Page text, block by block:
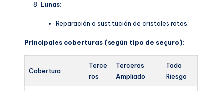
Lunas:
Reparación o sustitución de cristales rotos.
Principales coberturas (según tipo de seguro):
Cobertura
Terce
ros
Terceros
Ampliado
Todo
Riesgo